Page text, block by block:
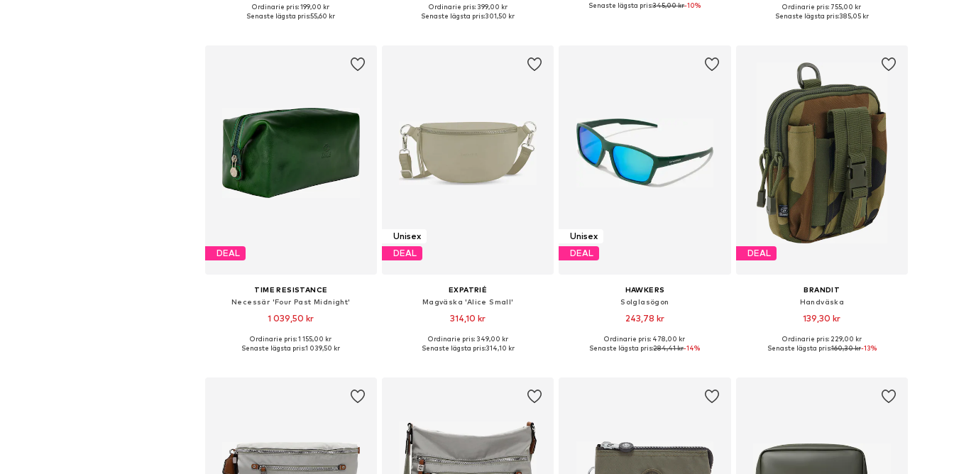
Tillgängliga storlekar: 55-60
Ordinarie pris: 199,00 kr
Senaste lägsta pris:55,60 kr
Tillgängliga storlekar: One Size
Ordinarie pris: 399,00 kr
Senaste lägsta pris:301,50 kr
Tillgängliga storlekar: One Size
Senaste lägsta pris:345,00 kr-10%
Tillgängliga storlekar: Onesize
Ordinarie pris: 755,00 kr
Senaste lägsta pris:385,05 kr
DEAL
TIME RESISTANCE
Necessär 'Four Past Midnight'
1 039,50 kr
Tillgängliga storlekar: One Size
Ordinarie pris: 1 155,00 kr
Senaste lägsta pris:1 039,50 kr
Unisex
DEAL
EXPATRIÉ
Magväska 'Alice Small'
314,10 kr
+7
Tillgängliga storlekar: One Size
Ordinarie pris: 349,00 kr
Senaste lägsta pris:314,10 kr
Unisex
DEAL
HAWKERS
Solglasögon
243,78 kr
Tillgängliga storlekar: Onesize
Ordinarie pris: 478,00 kr
Senaste lägsta pris:284,41 kr-14%
DEAL
BRANDIT
Handväska
139,30 kr
Tillgängliga storlekar: One Size
Ordinarie pris: 229,00 kr
Senaste lägsta pris:160,30 kr-13%